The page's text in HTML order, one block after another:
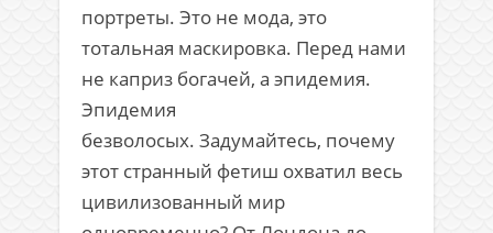
портреты. Это не мода, это
тотальная маскировка. Перед нами
не каприз богачей, а эпидемия.
Эпидемия
безволосых. Задумайтесь, почему
этот странный фетиш охватил весь
цивилизованный мир